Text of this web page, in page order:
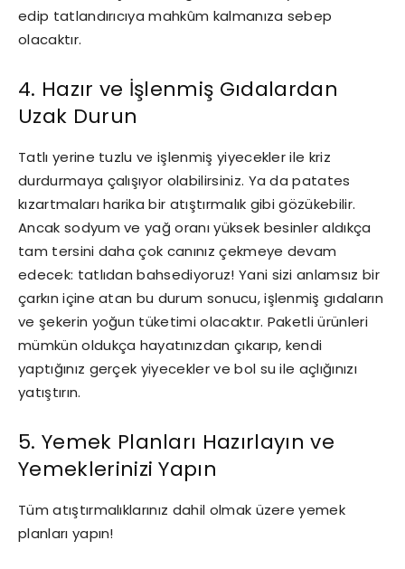
edip tatlandırıcıya mahkûm kalmanıza sebep
olacaktır.
4. Hazır ve İşlenmiş Gıdalardan
Uzak Durun
Tatlı yerine tuzlu ve işlenmiş yiyecekler ile kriz
durdurmaya çalışıyor olabilirsiniz. Ya da patates
kızartmaları harika bir atıştırmalık gibi gözükebilir.
Ancak sodyum ve yağ oranı yüksek besinler aldıkça
tam tersini daha çok canınız çekmeye devam
edecek: tatlıdan bahsediyoruz! Yani sizi anlamsız bir
çarkın içine atan bu durum sonucu, işlenmiş gıdaların
ve şekerin yoğun tüketimi olacaktır. Paketli ürünleri
mümkün oldukça hayatınızdan çıkarıp, kendi
yaptığınız gerçek yiyecekler ve bol su ile açlığınızı
yatıştırın.
5. Yemek Planları Hazırlayın ve
Yemeklerinizi Yapın
Tüm atıştırmalıklarınız dahil olmak üzere yemek
planları yapın!